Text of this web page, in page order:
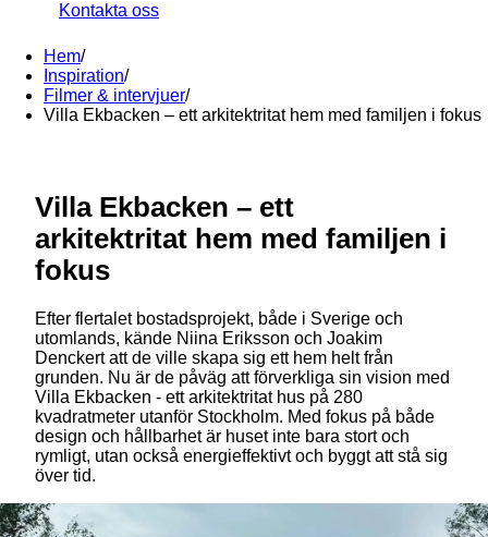
Kontakta oss
Hem/
Inspiration/
Filmer & intervjuer/
Villa Ekbacken – ett arkitektritat hem med familjen i fokus
Villa Ekbacken – ett
arkitektritat hem med familjen i
fokus
Efter flertalet bostadsprojekt, både i Sverige och
utomlands, kände Niina Eriksson och Joakim
Denckert att de ville skapa sig ett hem helt från
grunden. Nu är de påväg att förverkliga sin vision med
Villa Ekbacken - ett arkitektritat hus på 280
kvadratmeter utanför Stockholm. Med fokus på både
design och hållbarhet är huset inte bara stort och
rymligt, utan också energieffektivt och byggt att stå sig
över tid.